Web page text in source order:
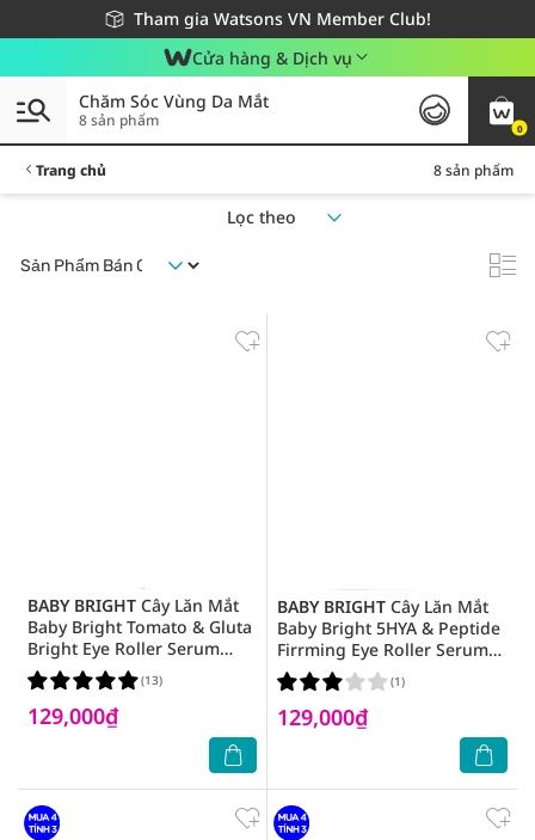
Tham gia Watsons VN Member Club!
Miễn phí giao hàng cho đơn hàng từ 249,000Đ
Giao hàng nhanh 24h - Áp dụng khu vực TP. Hồ Chí Minh
Cửa hàng & Dịch vụ
0
Chăm Sóc Vùng Da Mắt
8 sản phẩm
Trang chủ 8 sản phẩm
Lọc theo
BABY BRIGHT Cây Lăn Mắt
Baby Bright Tomato & Gluta
Bright Eye Roller Serum
Làm Sáng Da Chiết Xuất Cà
Chua 15ml
129,000₫
(13)
BABY BRIGHT Cây Lăn Mắt
Baby Bright 5HYA & Peptide
Firrming Eye Roller Serum
Chống Nhăn 15ml
129,000₫
(1)